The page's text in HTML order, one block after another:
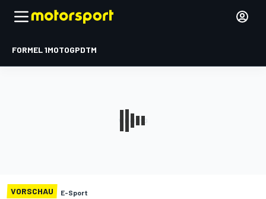
FORMEL 1MOTOGPDTM
VORSCHAU E-Sport